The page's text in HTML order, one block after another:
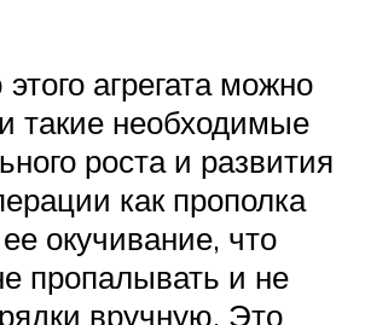
агрегата можно
такие необходимые
роста и развития
как прополка
окучивание, что
пропалывать и не
вручную. Это